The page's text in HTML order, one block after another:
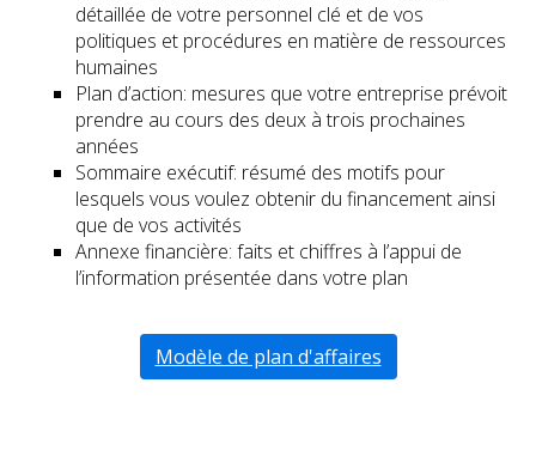
détaillée de votre personnel clé et de vos
politiques et procédures en matière de ressources
humaines
Plan d’action: mesures que votre entreprise prévoit
prendre au cours des deux à trois prochaines
années
Sommaire exécutif: résumé des motifs pour
lesquels vous voulez obtenir du financement ainsi
que de vos activités
Annexe financière: faits et chiffres à l’appui de
l’information présentée dans votre plan
Modèle de plan d'affaires